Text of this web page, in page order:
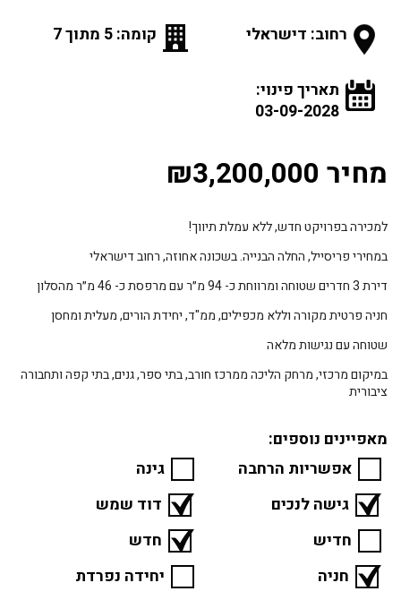
רחוב: דישראלי קומה: 5 מתוך 7
תאריך פינוי:
03-09-2028
מחיר ₪3,200,000
למכירה בפרויקט חדש, ללא עמלת תיווך!
במחירי פריסייל, החלה הבנייה. בשכונה אחוזה, רחוב דישראלי
דירת 3 חדרים שטוחה ומרווחת כ- 94 מ״ר עם מרפסת כ- 46 מ״ר מהסלון
חניה פרטית מקורה וללא מכפילים, ממ"ד, יחידת הורים, מעלית ומחסן
שטוחה עם נגישות מלאה
במיקום מרכזי, מרחק הליכה ממרכז חורב, בתי ספר, גנים, בתי קפה ותחבורה
ציבורית
מאפיינים נוספים:
אפשריות הרחבה
גינה
גישה לנכים
דוד שמש
חדיש
חדש
חניה
יחידה נפרדת